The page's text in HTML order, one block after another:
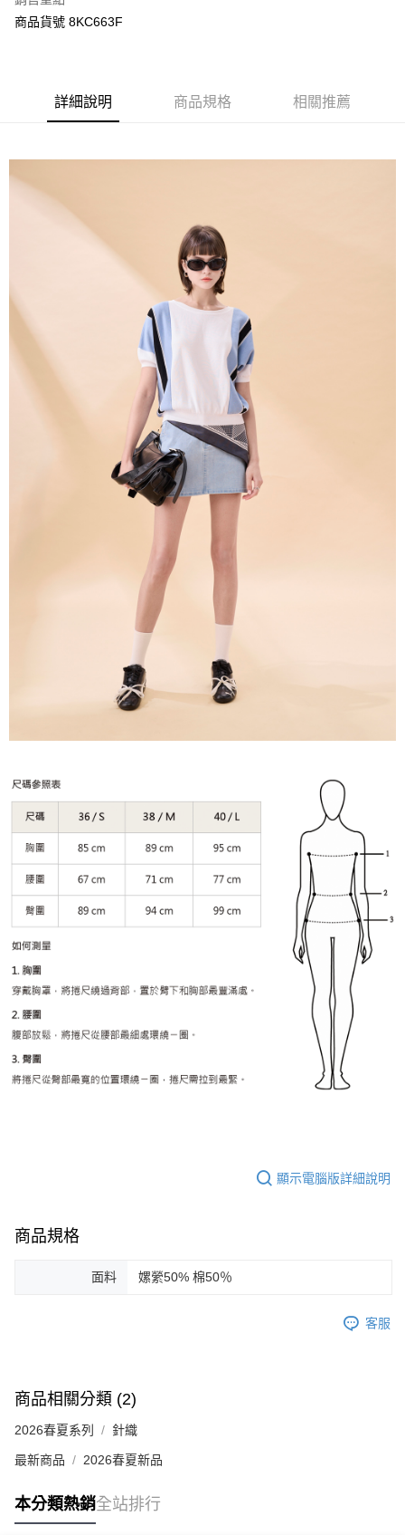
【「AFTEE先享後付」結帳流程】
ATM／網路銀行／等多元方式進行付款，方視為交易完成。
※ 請注意：結帳手續完成當下不需立刻繳費，但若您需要取消訂單，請聯絡
是否繳費成功／繳費後需取消欲退款等相關疑問，請聯繫「AFTEE先享後付
１．透過由恩沛科技股份有限公司提供之「AFTEE先享後付」服務完成之交
易，需依本服務之必要範圍內提供個人資料，並將交易相關給付款項請求債
權轉讓予恩沛科技股份有限公司。
２．關於個人資料處理事宜，請瀏覽以下網址：
https://aftee.tw/terms/#terms3
３．未成年的使用者請事先徵得法定代理人或監護人之同意方可使用
「AFTEE先享後付」，若未經同意申辦者引起之損失，本公司不負相關責
４．使用「AFTEE先享後付」時，將依據個別帳號之用戶狀況，依本公司即
時審查核予不同之上限額度；若仍有額度不足之情形，本公司將視審查結果
５．嚴禁一人註冊多個帳號或使用他人資訊註冊。若發現惡意使用之情形，
恩沛科技股份有限公司將有權停止該用戶之使用額度並採取法律行動。
每筆NT$120，滿NT$3,000(含以上)免運費
商品貨號 8KC663F
詳細說明 商品規格 相關推薦
顯示電腦版詳細說明
商品規格
面料 嫘縈50% 棉50％
客服
商品相關分類 (2)
2026春夏系列 針織
最新商品 2026春夏新品
本分類熱銷全站排行